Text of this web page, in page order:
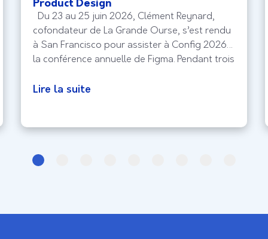
Product Design
Du 23 au 25 juin 2026, Clément Reynard,
cofondateur de La Grande Ourse, s’est rendu
à San Francisco pour assister à Config 2026,
la conférence annuelle de Figma. Pendant trois
UX du monde entier se sont réunis pour
Lire la suite